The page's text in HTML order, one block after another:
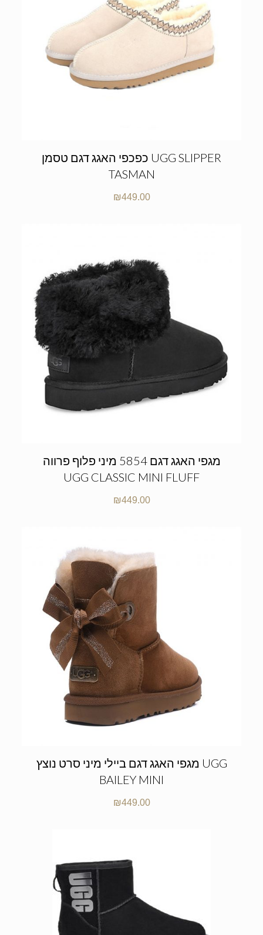
כפכפי האגג דגם טסמן UGG SLIPPER
TASMAN
₪449.00
מגפי האגג דגם 5854 מיני פלוף פרווה
UGG CLASSIC MINI FLUFF
₪449.00
מגפי האגג דגם ביילי מיני סרט נוצץ UGG
BAILEY MINI
₪449.00